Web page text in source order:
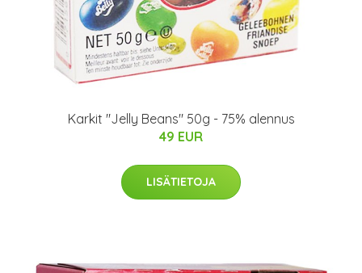
Karkit "Jelly Beans" 50g - 75% alennus
49 EUR
LISÄTIETOJA